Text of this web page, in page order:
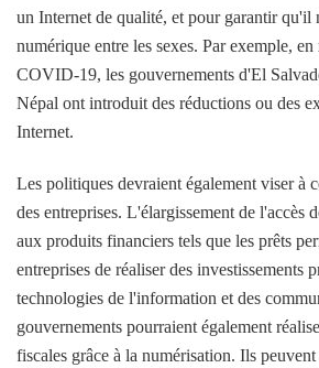
un Internet de qualité, et pour garantir qu'il
numérique entre les sexes. Par exemple,
COVID-19, les gouvernements d'El
Népal ont introduit des réductions ou des
Internet.
Les politiques devraient également viser à
des entreprises. L'élargissement de l'accès
aux produits financiers tels que les prêts
entreprises de réaliser des investissements
technologies de l'information et des
gouvernements pourraient également
fiscales grâce à la numérisation. Ils